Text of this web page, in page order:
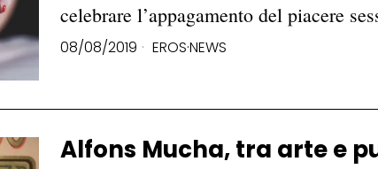
celebrare l’appagamento del piacere
08/08/2019 EROS·NEWS
Alfons Mucha, tra arte e